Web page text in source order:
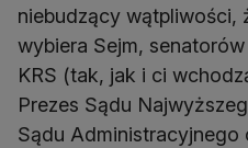
niebudzący wątpliwości,
wybiera Sejm,
KRS (tak, jak i ci
Prezes Sądu
Sądu Administracyjnego